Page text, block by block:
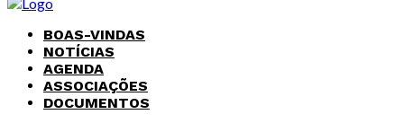
BOAS-VINDAS
NOTÍCIAS
AGENDA
ASSOCIAÇÕES
DOCUMENTOS